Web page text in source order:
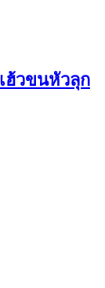
ฮ้วขนหัวลุก